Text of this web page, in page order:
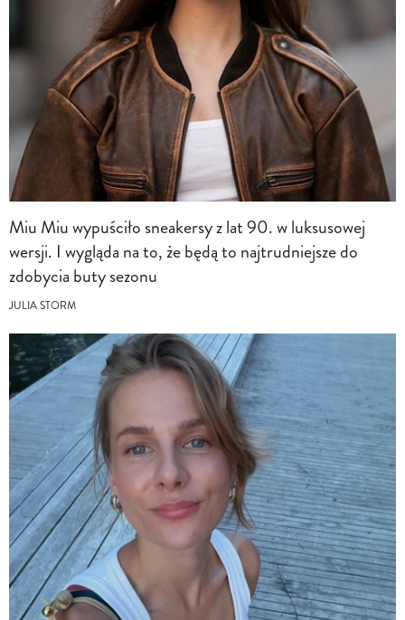
Miu Miu wypuściło sneakersy z lat 90. w luksusowej
wersji. I wygląda na to, że będą to najtrudniejsze do
zdobycia buty sezonu
JULIA STORM